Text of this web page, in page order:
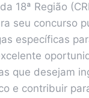
18ª Região
seu concurso
específicas
que desejam
e contribuir